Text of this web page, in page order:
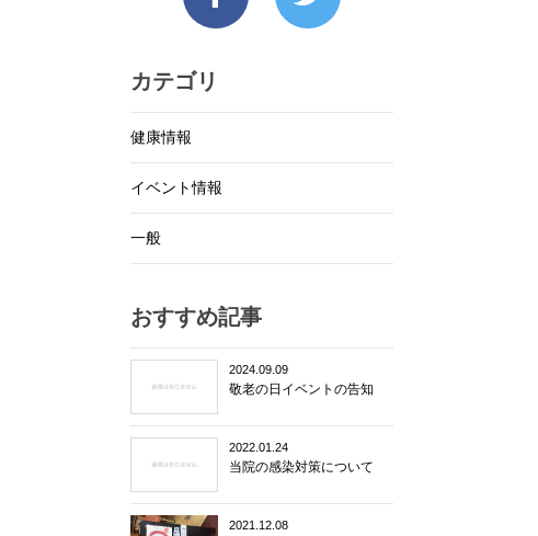
カテゴリ
健康情報
イベント情報
一般
おすすめ記事
2024.09.09
敬老の日イベントの告知
2022.01.24
当院の感染対策について
2021.12.08